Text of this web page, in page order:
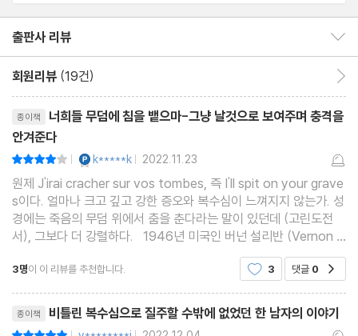
출판사 리뷰
회원리뷰 (19건)
종이책
너희들 무덤에 침을 뱉으마-그냥 날것으로 보여주며 충격을
안겨준다
| k*****k | 2022.11.23
원제 J'irai cracher sur vos tombes, 즉 I'll spit on your grave
s이다. 얼마나 크고 깊고 강한 증오와 복수심이 느껴지지 않는가. 성
경에는 죽음의 무덤 위에서 춤을 춘다라는 말이 있던데 (고린도전
서), 그보다 더 강렬하다. 1946년 미국인 버넌 설리반 (Vernon S
ullivan)이란 이름으로 발표된 이 작품은 프랑스의 느와르 범죄문학
의 하나이다. 시기상 마침 미국에서 펄프픽션, 하
3명이 이 리뷰를 추천합니다. 3 댓글 0
종이책 비틀린 복수심으로 질주할 수밖에 없었던 한 남자의 이야기